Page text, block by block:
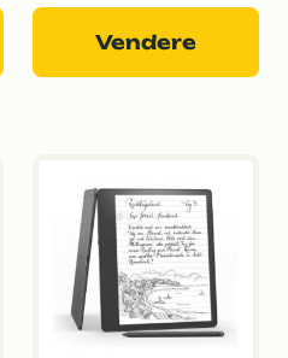
Vendere